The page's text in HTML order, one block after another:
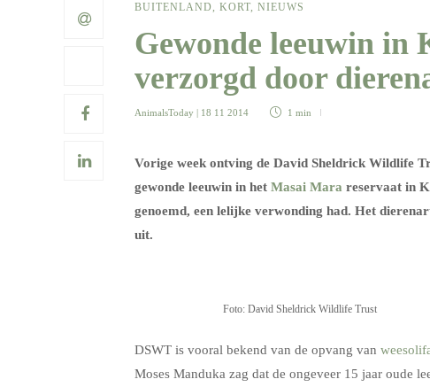
BUITENLAND, KORT, NIEUWS
Gewonde leeuwin in
verzorgd door
AnimalsToday | 18 11 2014 1 min
Vorige week ontving de David Sheldrick Wildlife
gewonde leeuwin in het Masai Mara reservaat in
genoemd, een lelijke verwonding had. Het
uit.
Foto: David Sheldrick Wildlife Trust
DSWT is vooral bekend van de opvang van
Moses Manduka zag dat de ongeveer 15 jaar oude